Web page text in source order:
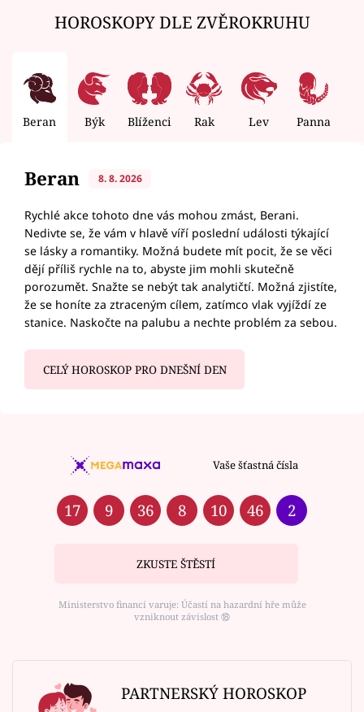
HOROSKOPY DLE ZVĚROKRUHU
Beran Býk Blíženci Rak Lev Panna
Beran 8. 8. 2026
Rychlé akce tohoto dne vás mohou zmást, Berani.
Nedivte se, že vám v hlavě víří poslední události týkající
se lásky a romantiky. Možná budete mít pocit, že se věci
dějí příliš rychle na to, abyste jim mohli skutečně
porozumět. Snažte se nebýt tak analytičtí. Možná zjistíte,
že se honíte za ztraceným cílem, zatímco vlak vyjíždí ze
stanice. Naskočte na palubu a nechte problém za sebou.
CELÝ HOROSKOP PRO DNEŠNÍ DEN
Vaše šťastná čísla
17 9 36 8 10 46 2
ZKUSTE ŠTĚSTÍ
Ministerstvo financí varuje: Účastí na hazardní hře může
vzniknout závislost ⑱
PARTNERSKÝ HOROSKOP